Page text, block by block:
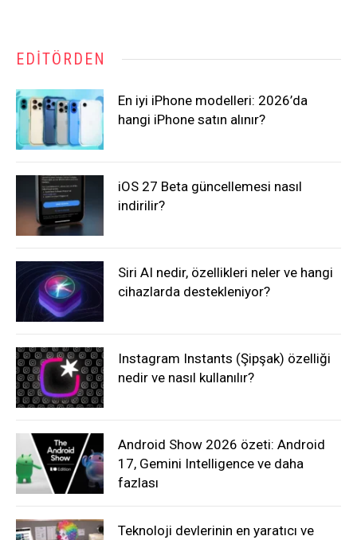
EDITÖRDEN
En iyi iPhone modelleri: 2026’da
hangi iPhone satın alınır?
iOS 27 Beta güncellemesi nasıl
indirilir?
Siri AI nedir, özellikleri neler ve hangi
cihazlarda destekleniyor?
Instagram Instants (Şipşak) özelliği
nedir ve nasıl kullanılır?
Android Show 2026 özeti: Android
17, Gemini Intelligence ve daha
fazlası
Teknoloji devlerinin en yaratıcı ve